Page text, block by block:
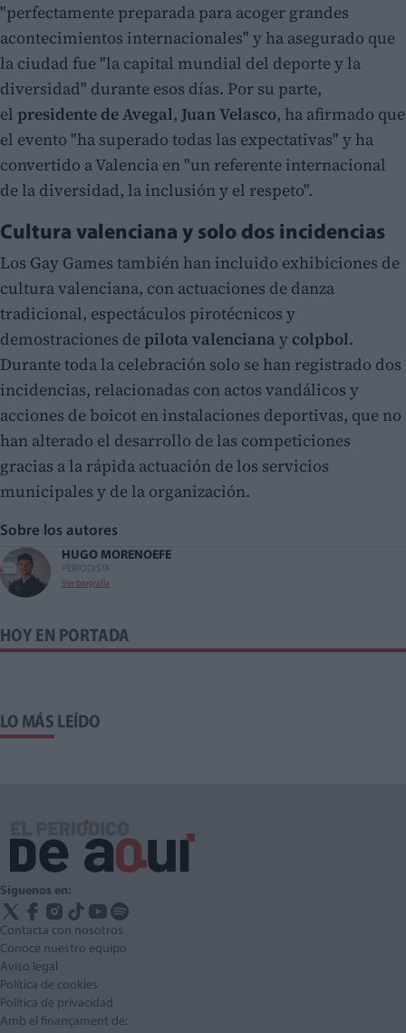
"perfectamente preparada para acoger grandes
acontecimientos internacionales" y ha asegurado que
la ciudad fue "la capital mundial del deporte y la
diversidad" durante esos días. Por su parte,
el presidente de Avegal, Juan Velasco, ha afirmado que
el evento "ha superado todas las expectativas" y ha
convertido a Valencia en "un referente internacional
de la diversidad, la inclusión y el respeto".
Cultura valenciana y solo dos incidencias
Los Gay Games también han incluido exhibiciones de
cultura valenciana, con actuaciones de danza
tradicional, espectáculos pirotécnicos y
demostraciones depilota valenciana y colpbol.
Durante toda la celebración solo se han registrado dos
incidencias, relacionadas con actos vandálicos y
acciones de boicot en instalaciones deportivas, que no
han alterado el desarrollo de las competiciones
gracias a la rápida actuación de los servicios
municipales y de la organización.
Sobre los autores
HUGO MORENO
PERIODISTA
Ver biografía
EFE
HOY EN PORTADA
LO MÁS LEÍDO
Síguenos en:
Contacta con nosotros
Conoce nuestro equipo
Aviso legal
Política de cookies
Política de privacidad
Amb el finançament de: